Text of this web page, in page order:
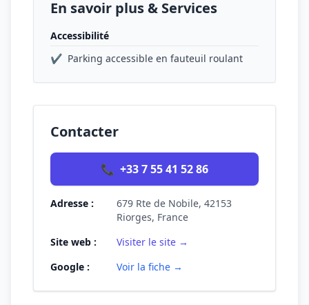
En savoir plus & Services
Accessibilité
✔ Parking accessible en fauteuil roulant
Contacter
📞 +33 7 55 41 52 86
Adresse :
679 Rte de Nobile, 42153
Riorges, France
Site web :
Visiter le site →
Google :
Voir la fiche →